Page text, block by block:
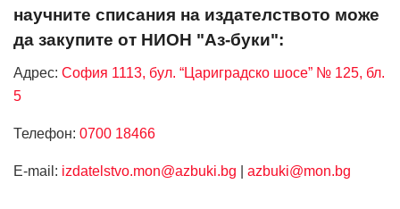
научните списания на издателството може
да закупите от НИОН "Аз-буки":
Адрес: София 1113, бул. “Цариградско шосе” № 125, бл.
5
Телефон: 0700 18466
Е-mail: izdatelstvo.mon@azbuki.bg azbuki@mon.bg